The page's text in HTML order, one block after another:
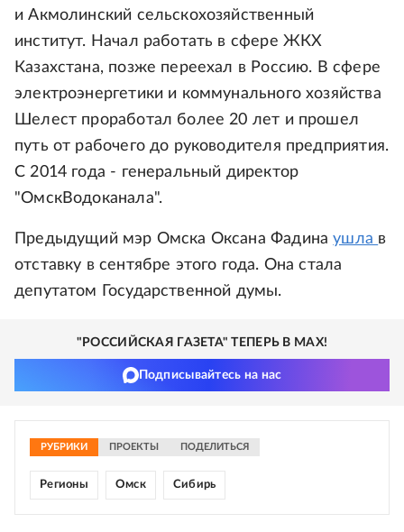
и Акмолинский сельскохозяйственный
институт. Начал работать в сфере ЖКХ
Казахстана, позже переехал в Россию. В сфере
электроэнергетики и коммунального хозяйства
Шелест проработал более 20 лет и прошел
путь от рабочего до руководителя предприятия.
С 2014 года - генеральный директор
"ОмскВодоканала".
Предыдущий мэр Омска Оксана Фадинаушла в
отставку в сентябре этого года. Она стала
депутатом Государственной думы.
"РОССИЙСКАЯ ГАЗЕТА" ТЕПЕРЬ В MAX!
Подписывайтесь на нас
РУБРИКИ ПРОЕКТЫ ПОДЕЛИТЬСЯ
Регионы Омск Сибирь